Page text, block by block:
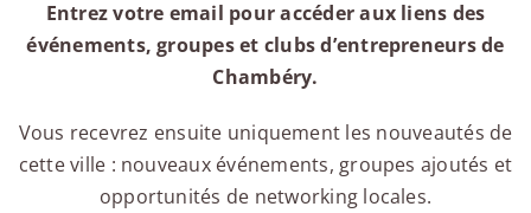
Entrez votre email pour accéder aux liens des
événements, groupes et clubs d’entrepreneurs de
Chambéry.
Vous recevrez ensuite uniquement les nouveautés de
cette ville : nouveaux événements, groupes ajoutés et
opportunités de networking locales.